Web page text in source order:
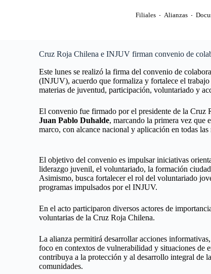
Filiales Alianzas
Cruz Roja Chilena e INJUV firman convenio de
Este lunes se realizó la firma del convenio de
(INJUV), acuerdo que formaliza y fortalece el
materias de juventud, participación, voluntariado y
El convenio fue firmado por el presidente de la Cruz
Juan Pablo Duhalde, marcando la primera vez que
marco, con alcance nacional y aplicación en todas las
El objetivo del convenio es impulsar iniciativas
liderazgo juvenil, el voluntariado, la formación
Asimismo, busca fortalecer el rol del voluntariado
programas impulsados por el INJUV.
En el acto participaron diversos actores de
voluntarias de la Cruz Roja Chilena.
La alianza permitirá desarrollar acciones
foco en contextos de vulnerabilidad y situaciones de
contribuya a la protección y al desarrollo integral de
comunidades.